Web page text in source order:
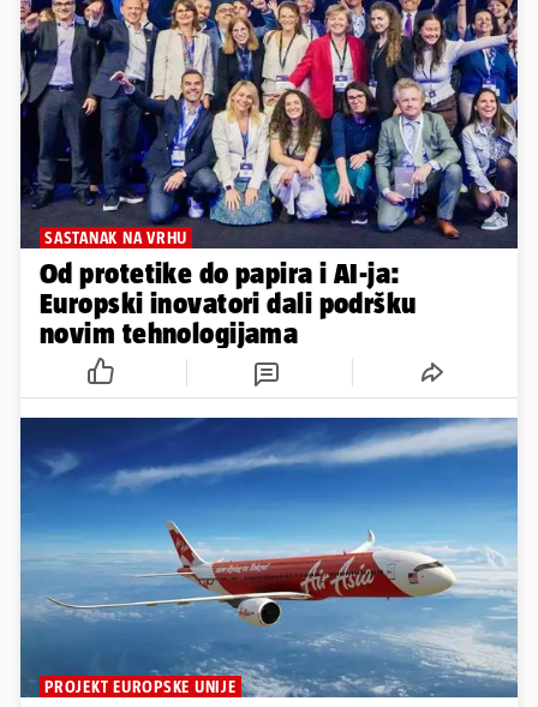
SASTANAK NA VRHU
Od protetike do papira i AI-ja:
Europski inovatori dali podršku
novim tehnologijama
PROJEKT EUROPSKE UNIJE